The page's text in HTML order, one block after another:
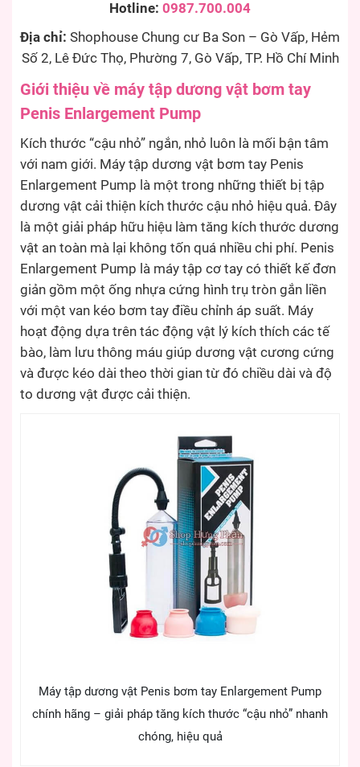
Hotline: 0987.700.004
Địa chỉ: Shophouse Chung cư Ba Son – Gò Vấp, Hẻm
Số 2, Lê Đức Thọ, Phường 7, Gò Vấp, TP. Hồ Chí Minh
Giới thiệu về máy tập dương vật bơm tay
Penis Enlargement Pump
Kích thước “cậu nhỏ” ngắn, nhỏ luôn là mối bận tâm
với nam giới. Máy tập dương vật bơm tay Penis
Enlargement Pump là một trong những thiết bị tập
dương vật cải thiện kích thước cậu nhỏ hiệu quả. Đây
là một giải pháp hữu hiệu làm tăng kích thước dương
vật an toàn mà lại không tốn quá nhiều chi phí. Penis
Enlargement Pump là máy tập cơ tay có thiết kế đơn
giản gồm một ống nhựa cứng hình trụ tròn gắn liền
với một van kéo bơm tay điều chỉnh áp suất. Máy
hoạt động dựa trên tác động vật lý kích thích các tế
bào, làm lưu thông máu giúp dương vật cương cứng
và được kéo dài theo thời gian từ đó chiều dài và độ
to dương vật được cải thiện.
Máy tập dương vật Penis bơm tay Enlargement Pump
chính hãng – giải pháp tăng kích thước “cậu nhỏ” nhanh
chóng, hiệu quả